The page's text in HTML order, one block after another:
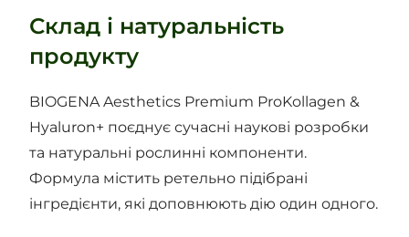
Склад і натуральність
продукту
BIOGENA Aesthetics Premium ProKollagen &
Hyaluron+ поєднує сучасні наукові розробки
та натуральні рослинні компоненти.
Формула містить ретельно підібрані
інгредієнти, які доповнюють дію один одного.